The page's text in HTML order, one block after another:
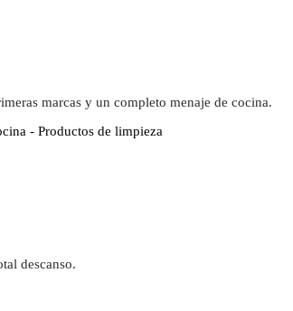
marcas y un completo menaje de cocina.
- Productos de limpieza
descanso.